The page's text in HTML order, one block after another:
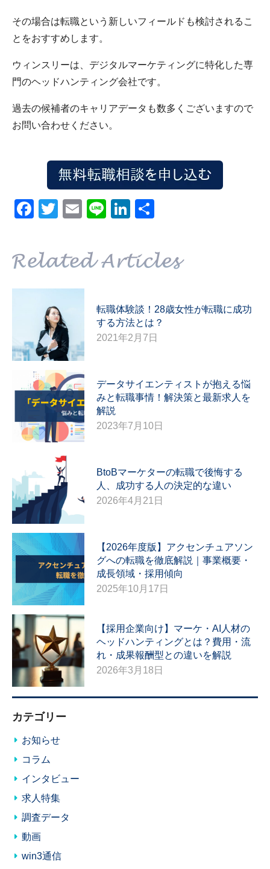
その場合は転職という新しいフィールドも検討されるこ
とをおすすめします。
ウィンスリーは、デジタルマーケティングに特化した専
門のヘッドハンティング会社です。
過去の候補者のキャリアデータも数多くございますので
お問い合わせください。
Facebook
Twitter
EmailLineLinkedIn
転職体験談！28歳女性が転職に成功
する方法とは？
2021年2月7日
データサイエンティストが抱える悩
みと転職事情！解決策と最新求人を
解説
2023年7月10日
BtoBマーケターの転職で後悔する
人、成功する人の決定的な違い
2026年4月21日
【2026年度版】アクセンチュアソン
グへの転職を徹底解説｜事業概要・
成長領域・採用傾向
2025年10月17日
【採用企業向け】マーケ・AI人材の
ヘッドハンティングとは？費用・流
れ・成果報酬型との違いを解説
2026年3月18日
カテゴリー
お知らせ
コラム
インタビュー
求人特集
調査データ
動画
win3通信